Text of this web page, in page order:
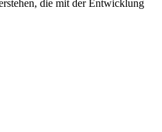
die mit der Entwicklung